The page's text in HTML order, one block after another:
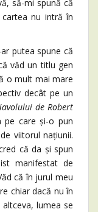
să-mi spună că
nu intră în
putea spune că
văd un titlu gen
o mult mai mare
decât pe un
de Robert
pe care și-o pun
viitorul națiunii.
că da și spun
manifestat de
că în jurul meu
chiar dacă nu în
lumea se